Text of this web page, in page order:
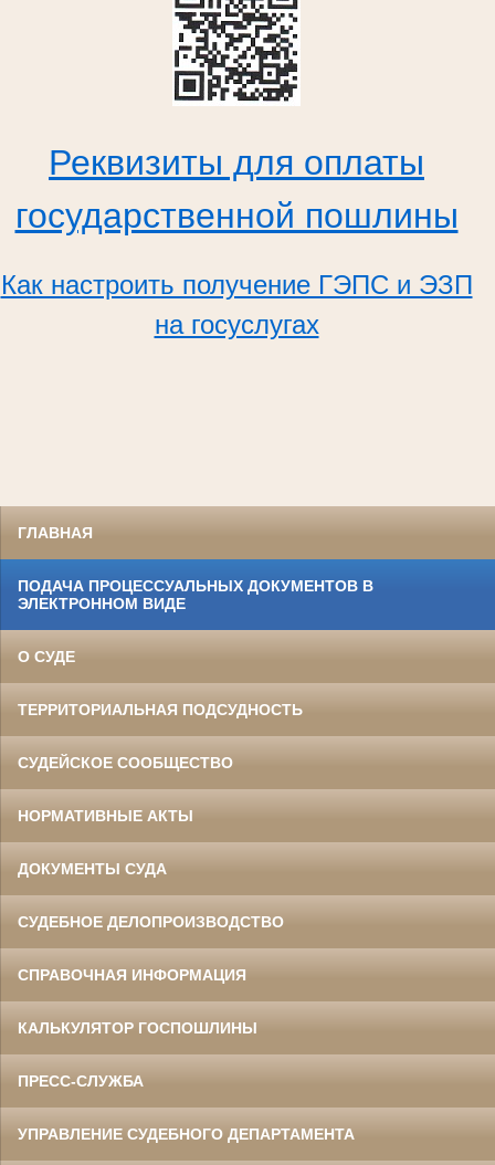
Реквизиты для оплаты
государственной пошлины
Как настроить получение ГЭПС и ЭЗП
на госуслугах
ГЛАВНАЯ
ПОДАЧА ПРОЦЕССУАЛЬНЫХ ДОКУМЕНТОВ В
ЭЛЕКТРОННОМ ВИДЕ
О СУДЕ
ТЕРРИТОРИАЛЬНАЯ ПОДСУДНОСТЬ
СУДЕЙСКОЕ СООБЩЕСТВО
НОРМАТИВНЫЕ АКТЫ
ДОКУМЕНТЫ СУДА
СУДЕБНОЕ ДЕЛОПРОИЗВОДСТВО
СПРАВОЧНАЯ ИНФОРМАЦИЯ
КАЛЬКУЛЯТОР ГОСПОШЛИНЫ
ПРЕСС-СЛУЖБА
УПРАВЛЕНИЕ СУДЕБНОГО ДЕПАРТАМЕНТА